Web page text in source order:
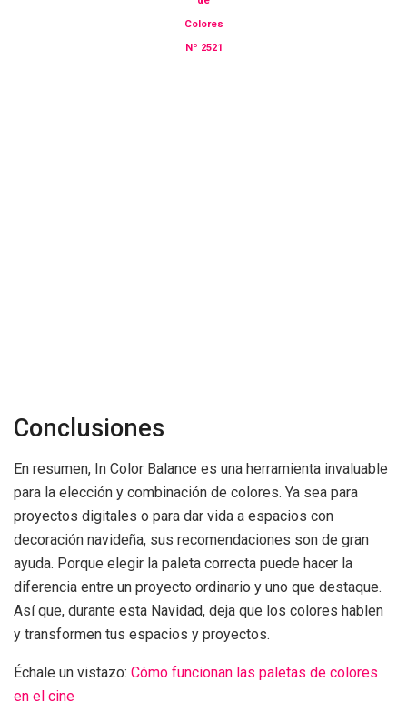
Colores
Nº 2521
Conclusiones
En resumen, In Color Balance es una herramienta invaluable
para la elección y combinación de colores. Ya sea para
proyectos digitales o para dar vida a espacios con
decoración navideña, sus recomendaciones son de gran
ayuda. Porque elegir la paleta correcta puede hacer la
diferencia entre un proyecto ordinario y uno que destaque.
Así que, durante esta Navidad, deja que los colores hablen
y transformen tus espacios y proyectos.
Échale un vistazo: Cómo funcionan las paletas de colores
en el cine